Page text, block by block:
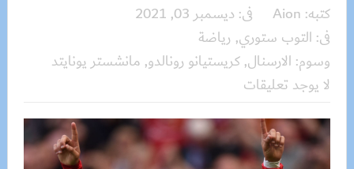
كتبه: Aion فى: ديسمبر 03, 2021
فى: التوب ستوري, رياضة
وسوم: الارسنال,كريستيانو رونالدو, مانشستر يونايتد
لا يوجد تعليقات